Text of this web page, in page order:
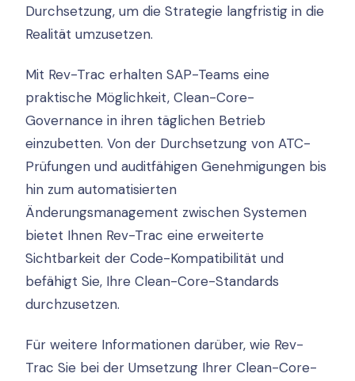
Durchsetzung, um die Strategie langfristig in die
Realität umzusetzen.
Mit Rev-Trac erhalten SAP-Teams eine
praktische Möglichkeit, Clean-Core-
Governance in ihren täglichen Betrieb
einzubetten. Von der Durchsetzung von ATC-
Prüfungen und auditfähigen Genehmigungen bis
hin zum automatisierten
Änderungsmanagement zwischen Systemen
bietet Ihnen Rev-Trac eine erweiterte
Sichtbarkeit der Code-Kompatibilität und
befähigt Sie, Ihre Clean-Core-Standards
durchzusetzen.
Für weitere Informationen darüber, wie Rev-
Trac Sie bei der Umsetzung Ihrer Clean-Core-